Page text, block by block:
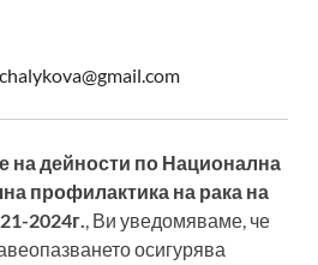
на дейности по Национална
профилактика на рака на
2024г., Ви уведомяваме, че
осигурява